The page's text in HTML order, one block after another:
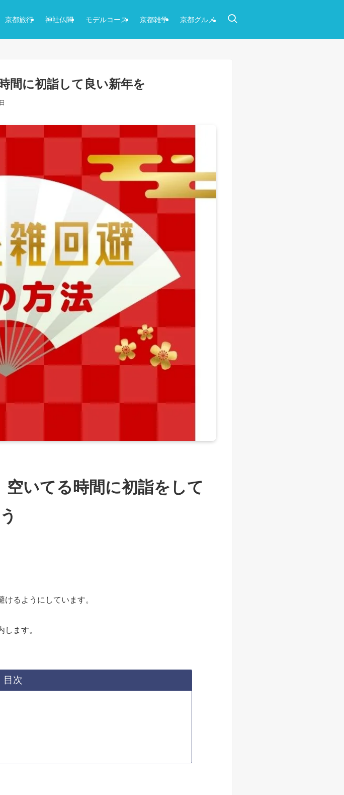
京都旅行 神社仏閣 モデルコース 京都雑学 京都グルメ
間に初詣して良い新年を
いてる時間に初詣をして
るようにしています。
ます。